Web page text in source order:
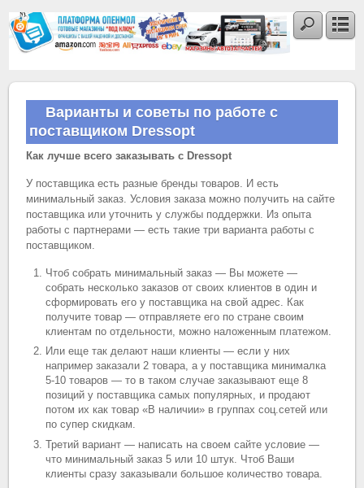
Варианты и советы по работе с
поставщиком Dressopt
Как лучше всего заказывать с Dressopt
У поставщика есть разные бренды товаров. И есть
минимальный заказ. Условия заказа можно получить на сайте
поставщика или уточнить у службы поддержки. Из опыта
работы с партнерами — есть такие три варианта работы с
поставщиком.
Чтоб собрать минимальный заказ — Вы можете —
собрать несколько заказов от своих клиентов в один и
сформировать его у поставщика на свой адрес. Как
получите товар — отправляете его по стране своим
клиентам по отдельности, можно наложенным платежом.
Или еще так делают наши клиенты — если у них
например заказали 2 товара, а у поставщика минималка
5-10 товаров — то в таком случае заказывают еще 8
позиций у поставщика самых популярных, и продают
потом их как товар «В наличии» в группах соц.сетей или
по супер скидкам.
Третий вариант — написать на своем сайте условие —
что минимальный заказ 5 или 10 штук. Чтоб Ваши
клиенты сразу заказывали большое количество товара.